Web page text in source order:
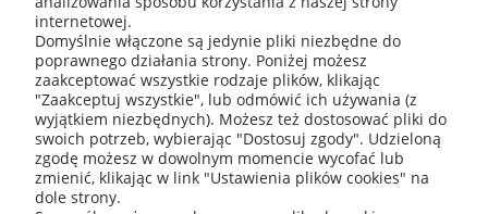
O nas
Informacje
Obsługa klienta
internetowej.
Domyślnie włączone są jedynie pliki niezbędne do
poprawnego działania strony. Poniżej możesz
zaakceptować wszystkie rodzaje plików, klikając
"Zaakceptuj wszystkie", lub odmówić ich używania (z
wyjątkiem niezbędnych). Możesz też dostosować pliki do
swoich potrzeb, wybierając "Dostosuj zgody". Udzieloną
zgodę możesz w dowolnym momencie wycofać lub
zmienić, klikając w link "Ustawienia plików cookies" na
dole strony.